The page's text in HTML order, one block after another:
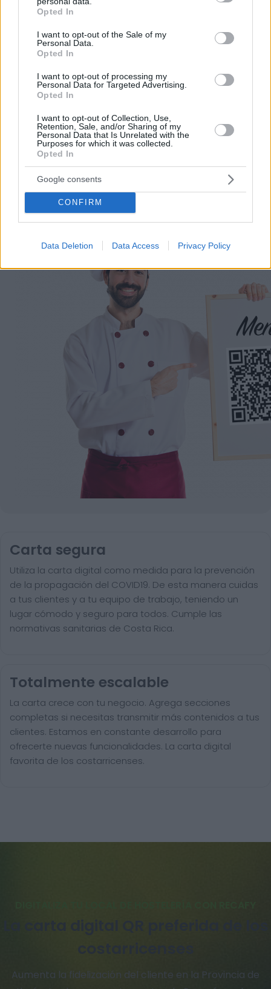
grant or deny consent to Google and its third-party tags to
use your data for below specified purposes in below Google
consent section.
Opted In
I want to opt-out of the Sale of my
Personal Data.
Opted In
I want to opt-out of processing my
Personal Data for Targeted Advertising.
Opted In
I want to opt-out of Collection, Use,
Retention, Sale, and/or Sharing of my
Personal Data that Is Unrelated with the
Purposes for which it was collected.
Opted In
Google consents
CONFIRM
Data Deletion Data Access Privacy Policy
configurar menús, introducir las fotografías, la
especificación de alérgenos, etc.
Por eso hemos diseñado un sistema capaz de
ayudar a tu negocio a adaptarse a las
circunstancias actuales que nuestro país está
que pueden ayudarte a aminorar las cargas de
trabajo en tu negocio o empresa para que
puedas ofrecer a tus clientes la seguridad y el
apoyo que merecen. Llega la transformación
digital para quedarse. Menú digital QR para el
sector gastronómico de Costa Rica con Recafy.
Carta segura
Utiliza la carta digital como medida para la prevención
de la propagación del COVID19. De esta manera cuidas
a tus clientes y a tu equipo de trabajo, teniendo un
lugar cómodo y seguro para todos. Cumple las
normativas sanitarias de Costa Rica.
Totalmente escalable
La carta crece con tu negocio. Agrega secciones
completas si necesitas transmitir más contenidos a tus
clientes. Estamos en constante desarrollo para
ofrecerte nuevas funcionalidades. La carta digital
favorita de los costarricenses.
Aumenta la fidelización del cliente en la Provincia de